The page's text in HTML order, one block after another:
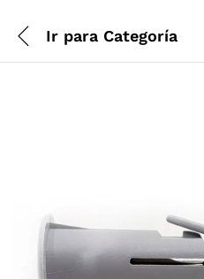
Ir para Categoría